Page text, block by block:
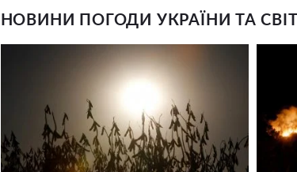
НОВИНИ ПОГОДИ УКРАЇНИ ТА